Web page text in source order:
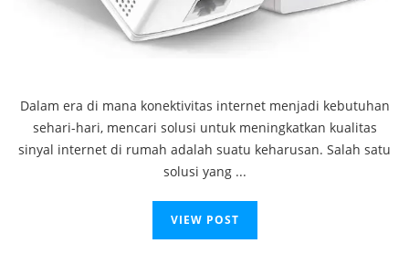
Dalam era di mana konektivitas internet menjadi kebutuhan
sehari-hari, mencari solusi untuk meningkatkan kualitas
sinyal internet di rumah adalah suatu keharusan. Salah satu
solusi yang ...
VIEW POST